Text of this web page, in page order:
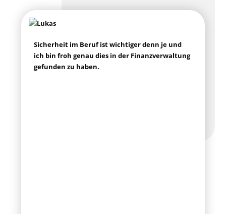
Sicher­heit im Beruf ist wich­ti­ger denn je und
ich bin froh genau dies in der Finanz­ver­wal­tung
gefun­den zu haben.